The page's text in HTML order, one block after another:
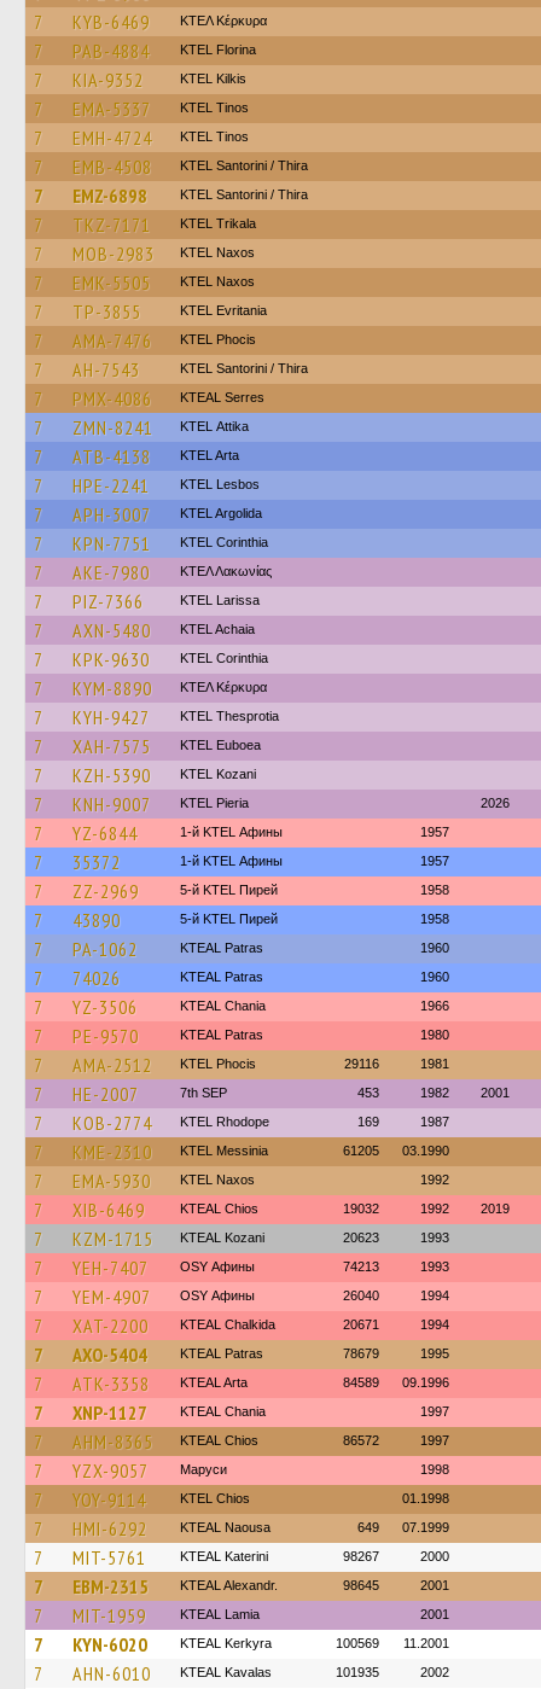
7
KYB-6469 ΚΤΕΛ Κέρκυρα
7 PAB-4884 KTEL Florina
7 KIA-9352 KTEL Kilkis
7 EMA-5337 KTEL Tinos
7 EMH-4724 KTEL Tinos
7 EMB-4508 KTEL Santorini / Thira
7 EMZ-6898 KTEL Santorini / Thira
7 TKZ-7171 ΚΤΕL Τrikala
7 MOB-2983 KTEL Naxos
7 EMK-5505 KTEL Naxos
7 TP-3855 ΚΤΕL Evritania
7 AMA-7476 ΚΤΕL Phocis
7 AH-7543 KTEL Santorini / Thira
7 PMX-4086 KTEAL Serres
7 ZMN-8241 KΤΕL Αttika
7 ATB-4138 KTEL Arta
7 HPE-2241 KTEL Lesbos
7 APH-3007 KTEL Argolida
7 KPN-7751 KTEL Corinthia
7 AKE-7980 ΚΤΕΛ Λακωνίας
7 PIZ-7366 KTEL Larissa
7 AXN-5480 KTEL Achaia
7 KPK-9630 KTEL Corinthia
7 KYM-8890 ΚΤΕΛ Κέρκυρα
7 KYH-9427 KTEL Thesprotia
7 XAH-7575 ΚΤΕL Euboea
7 KZH-5390 ΚΤΕL Kozani
7 KNH-9007 KTEL Pieria 2026
7 YZ-6844 1-й KTEL Афины 1957
7 35372 1-й KTEL Афины 1957
7 ZZ-2969 5-й KTEL Пирей 1958
7 43890 5-й KTEL Пирей 1958
7 PA-1062 KTEAL Patras 1960
7 74026 KTEAL Patras 1960
7 YZ-3506 KTEAL Chania 1966
7 PE-9570 KTEAL Patras 1980
7 AMA-2512 ΚΤΕL Phocis 29116 1981
7 HE-2007 7th SEP 453 1982 2001
7 KOB-2774 KTEL Rhodope 169 1987
7 KME-2310 KTEL Messinia 61205 03.1990
7 EMA-5930 KTEL Naxos 1992
7 XIB-6469 KTEAL Chios 19032 1992 2019
7 KZM-1715 KTEAL Kozani 20623 1993
7 YEH-7407 OSY Афины 74213 1993
7 YEM-4907 OSY Афины 26040 1994
7 XAT-2200 KTEAL Chalkida 20671 1994
7 AXO-5404 KTEAL Patras 78679 1995
7 ATK-3358 KTEAL Arta 84589 09.1996
7 XNP-1127 KTEAL Chania 1997
7 AHM-8365 KTEAL Chios 86572 1997
7 YZX-9057 Маруси 1998
7 YOY-9114 KTEL Chios 01.1998
7 HMI-6292 KTEAL Naousa 649 07.1999
7 MIT-5761 KTEAL Katerini 98267 2000
7 EBM-2315 KTEAL Alexandr. 98645 2001
7 MIT-1959 KTEAL Lamia 2001
7 KYN-6020 KTEAL Kerkyra 100569 11.2001
7 AHN-6010 KTEAL Kavalas 101935 2002